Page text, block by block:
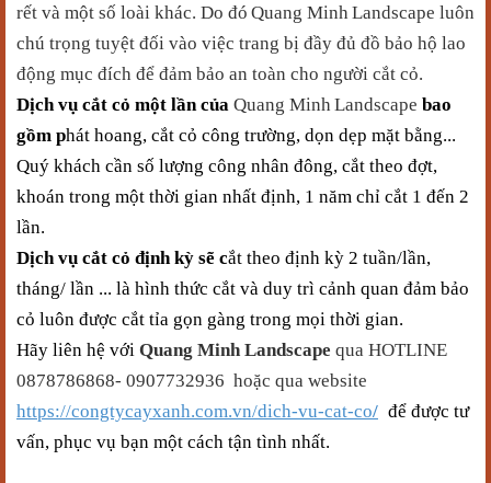
rết và một số loài khác. Do đó Quang MinhLandscape luôn
chú trọng tuyệt đối vào việc trang bị đầy đủ đồ bảo hộ lao
động mục đích để đảm bảo an toàn cho người cắt cỏ.
Dịch vụ cắt cỏ một lầncủa Quang MinhLandscape bao
gồm phát hoang, cắt cỏ công trường, dọn dẹp mặt bằng...
Quý khách cần số lượng công nhân đông, cắt theo đợt,
khoán trong một thời gian nhất định, 1 năm chỉ cắt 1 đến 2
lần.
Dịch vụ cắt cỏ định kỳ sẽ cắt theo định kỳ 2 tuần/lần,
tháng/ lần ... là hình thức cắt và duy trì cảnh quan đảm bảo
cỏ luôn được cắt tỉa gọn gàng trong mọi thời gian.
Hãy liên hệ với Quang MinhLandscape qua HOTLINE
0878786868- 0907732936 hoặc qua website
https://congtycayxanh.com.vn/dich-vu-cat-co/ để được tư
vấn, phục vụ bạn một cách tận tình nhất.